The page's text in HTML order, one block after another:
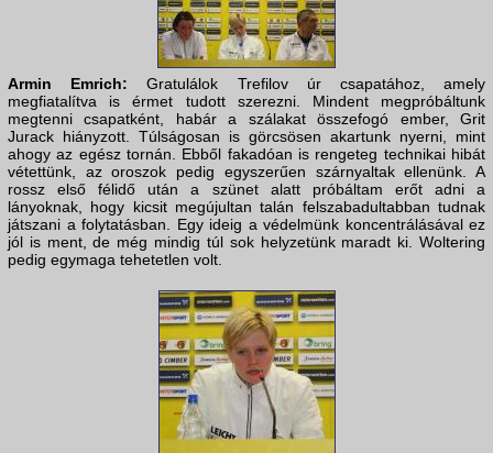
Armin Emrich: Gratulálok Trefilov úr csapatához, amely
megfiatalítva is érmet tudott szerezni. Mindent megpróbáltunk
megtenni csapatként, habár a szálakat összefogó ember, Grit
Jurack hiányzott. Túlságosan is görcsösen akartunk nyerni, mint
ahogy az egész tornán. Ebből fakadóan is rengeteg technikai hibát
vétettünk, az oroszok pedig egyszerűen szárnyaltak ellenünk. A
rossz első félidő után a szünet alatt próbáltam erőt adni a
lányoknak, hogy kicsit megújultan talán felszabadultabban tudnak
játszani a folytatásban. Egy ideig a védelmünk koncentrálásával ez
jól is ment, de még mindig túl sok helyzetünk maradt ki. Woltering
pedig egymaga tehetetlen volt.